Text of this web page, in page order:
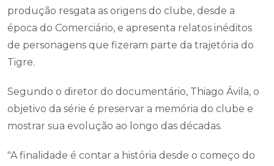
produção resgata as origens do clube, desde a
época do Comerciário, e apresenta relatos inéditos
de personagens que fizeram parte da trajetória do
Tigre.
Segundo o diretor do documentário, Thiago Ávila, o
objetivo da série é preservar a memória do clube e
mostrar sua evolução ao longo das décadas.
"A finalidade é contar a história desde o começo do